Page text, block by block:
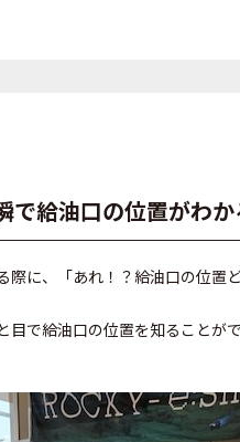
で給油口の位置がわ
際に、「あれ！？給油口の位置
で給油口の位置を知ることがで